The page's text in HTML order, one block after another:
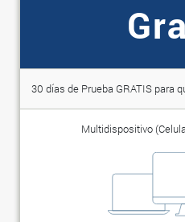
30 días de Prueba GRATIS para
Multidispositivo